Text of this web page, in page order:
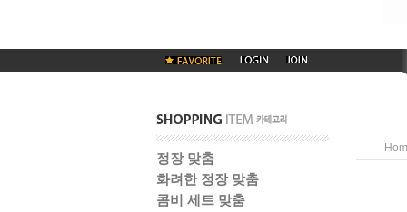
정장 맞춤
화려한 정장 맞춤
콤비 세트 맞춤